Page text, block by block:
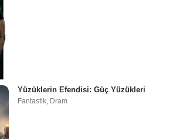
Yüzüklerin Efendisi: Güç Yüzükleri
Fantastik Dram